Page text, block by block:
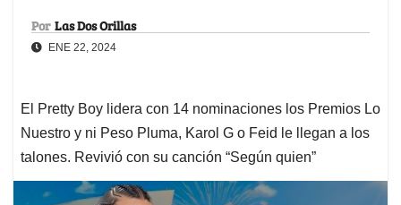
Por Las Dos Orillas
ENE 22, 2024
El Pretty Boy lidera con 14 nominaciones los Premios Lo
Nuestro y ni Peso Pluma, Karol G o Feid le llegan a los
talones. Revivió con su canción “Según quien”